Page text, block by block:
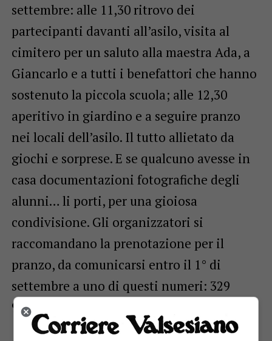
settembre: alle 11,30 ritrovo dei
partecipanti davanti all’asilo, visita al
cimitero per un saluto alla maestra Ada, a
Giancarlo e a tutti i benefattori che hanno
sostenuto la piccola scuola; alle 12,30
aperitivo in giardino e a seguire pranzo
nei locali dell’asilo. Il tutto allietato da
giochi e sorprese. E se qualcuno avesse in
casa documentazioni fotografiche degli
alunni… li porti, per una gioiosa
condivisione. Gli organizzatori si
raccomandano la prenotazione per il
pranzo, da comunicarsi entro il 1° di
settembre a uno di questi numeri: 329
9788451, Daniela, 347 4645164, Roberto.